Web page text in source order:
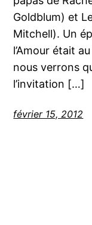
Goldblum) et
Mitchell). Un
l’Amour était
nous verrons
l’invitation […]
février 15, 2012